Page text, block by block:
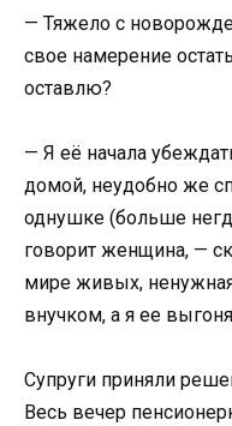
— Тяжело с
свое намерение
оставлю?
— Я её начала
домой, неудобно же
однушке (больше
говорит женщина, —
мире живых, ненужная
внучком, а я ее
Супруги приняли
Весь вечер